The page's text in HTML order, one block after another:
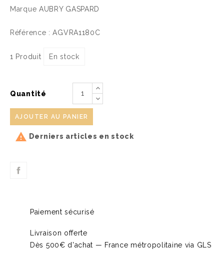
Marque AUBRY GASPARD
Référence : AGVRA1180C
1 Produit En stock
Quantité
AJOUTER AU PANIER
 Derniers articles en stock
Paiement sécurisé
Livraison offerte
Dès 500€ d'achat — France métropolitaine via GLS